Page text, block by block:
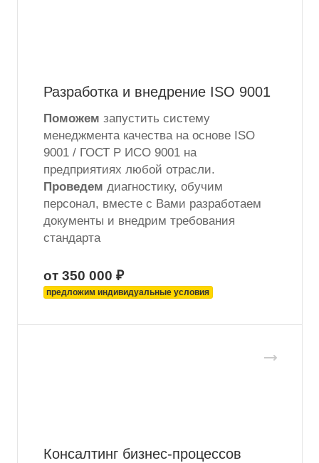
Разработка и внедрение ISO 9001
Поможем запустить систему
менеджмента качества на основе ISO
9001 / ГОСТ Р ИСО 9001 на
предприятиях любой отрасли.
Проведем диагностику, обучим
персонал, вместе с Вами разработаем
документы и внедрим требования
стандарта
от 350 000 ₽
предложим индивидуальные условия
Консалтинг бизнес-процессов